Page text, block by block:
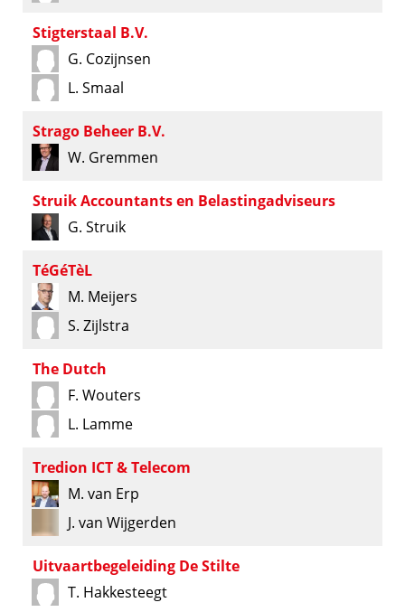
Stigterstaal B.V.
G. Cozijnsen
L. Smaal
Strago Beheer B.V.
W. Gremmen
Struik Accountants en Belastingadviseurs
G. Struik
TéGéTèL
M. Meijers
S. Zijlstra
The Dutch
F. Wouters
L. Lamme
Tredion ICT & Telecom
M. van Erp
J. van Wijgerden
Uitvaartbegeleiding De Stilte
T. Hakkesteegt